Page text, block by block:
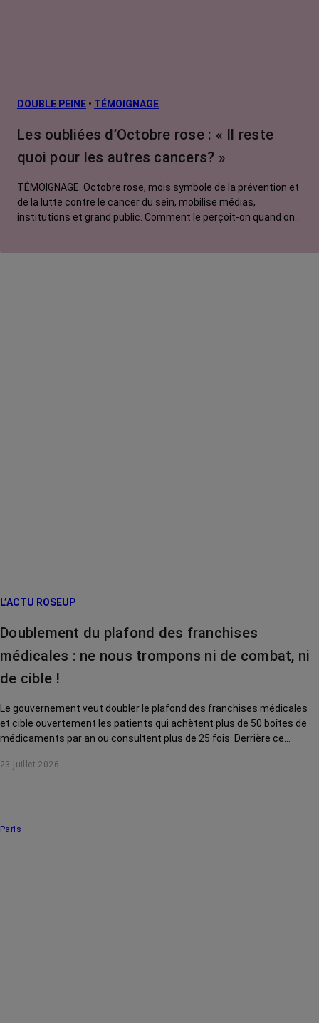
DOUBLE PEINE • TÉMOIGNAGE
Les oubliées d’Octobre rose : « Il reste
quoi pour les autres cancers? »
TÉMOIGNAGE. Octobre rose, mois symbole de la prévention et
de la lutte contre le cancer du sein, mobilise médias,
institutions et grand public. Comment le perçoit-on quand on
L’ACTU ROSEUP
Doublement du plafond des franchises
médicales : ne nous trompons ni de combat, ni
de cible !
Le gouvernement veut doubler le plafond des franchises médicales
et cible ouvertement les patients qui achètent plus de 50 boîtes de
médicaments par an ou consultent plus de 25 fois. Derrière ce
chroniques, et en premier lieu les personnes touchées par un cancer,
23 juillet 2026
Paris